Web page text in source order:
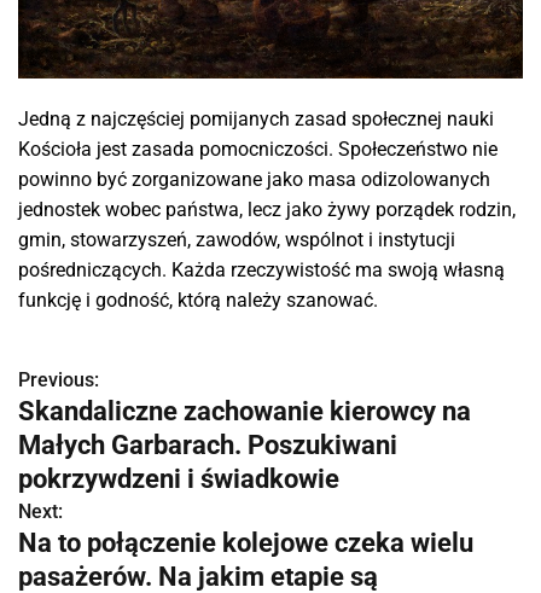
Jedną z najczęściej pomijanych zasad społecznej nauki
Kościoła jest zasada pomocniczości. Społeczeństwo nie
powinno być zorganizowane jako masa odizolowanych
jednostek wobec państwa, lecz jako żywy porządek rodzin,
gmin, stowarzyszeń, zawodów, wspólnot i instytucji
pośredniczących. Każda rzeczywistość ma swoją własną
funkcję i godność, którą należy szanować.
N
a
w
i
g
Previous:
Skandaliczne zachowanie kierowcy na
Małych Garbarach. Poszukiwani
pokrzywdzeni i świadkowie
Next:
Na to połączenie kolejowe czeka wielu
pasażerów. Na jakim etapie są